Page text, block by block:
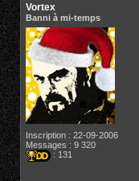
Vortex
Banni à mi-temps
Inscription : 22-09-2006
Messages : 9 320
: 131